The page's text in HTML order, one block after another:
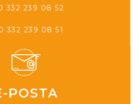
332 239 08 52
332 239 08 51
POSTA